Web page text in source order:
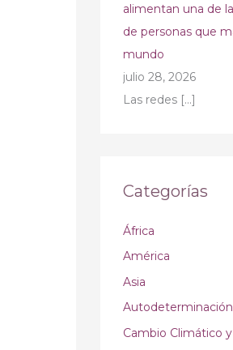
alimentan una de
de personas que
mundo
julio 28, 2026
Las redes […]
Categorías
África
América
Asia
Cambio Climático